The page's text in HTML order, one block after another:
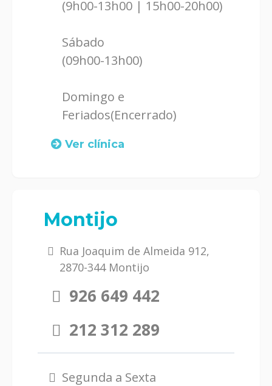
(9h00-13h00 | 15h00-20h00)
Sábado
(09h00-13h00)
Domingo e
Feriados(Encerrado)
Ver clínica
Montijo
Rua Joaquim de Almeida 912,
2870-344 Montijo
926 649 442
212 312 289
Segunda a Sexta